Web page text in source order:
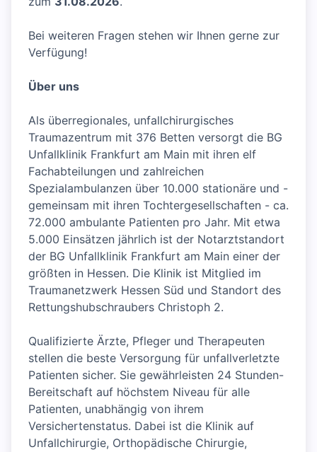
Bei weiteren Fragen stehen wir Ihnen gerne zur
Verfügung!
Über uns
Als überregionales, unfallchirurgisches
Traumazentrum mit 376 Betten versorgt die BG
Unfallklinik Frankfurt am Main mit ihren elf
Fachabteilungen und zahlreichen
Spezialambulanzen über 10.000 stationäre und -
gemeinsam mit ihren Tochtergesellschaften - ca.
72.000 ambulante Patienten pro Jahr. Mit etwa
5.000 Einsätzen jährlich ist der Notarztstandort
der BG Unfallklinik Frankfurt am Main einer der
größten in Hessen. Die Klinik ist Mitglied im
Traumanetzwerk Hessen Süd und Standort des
Rettungshubschraubers Christoph 2.
Qualifizierte Ärzte, Pfleger und Therapeuten
stellen die beste Versorgung für unfallverletzte
Patienten sicher. Sie gewährleisten 24 Stunden-
Bereitschaft auf höchstem Niveau für alle
Patienten, unabhängig von ihrem
Versichertenstatus. Dabei ist die Klinik auf
Unfallchirurgie, Orthopädische Chirurgie,